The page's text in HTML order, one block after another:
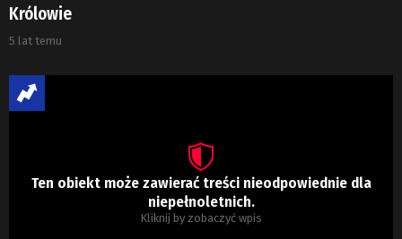
Królowie
5 lat temu
Ten obiekt może zawierać treści nieodpowiednie dla
niepełnoletnich.
Kliknij by zobaczyć wpis